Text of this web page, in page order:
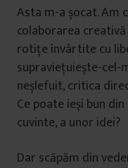
Asta m-a șocat. Am
colaborarea
rotițe învârtite cu
supraviețuiește-cel-
neșlefuit, critica
Ce poate ieși bun
cuvinte, a unor idei?
Dar scăpăm din